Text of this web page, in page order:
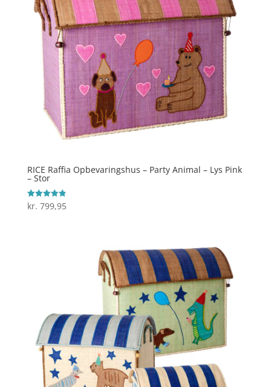
RICE Raffia Opbevaringshus – Party Animal – Lys Pink
– Stor
Vurderet
4.9
kr. 799,95